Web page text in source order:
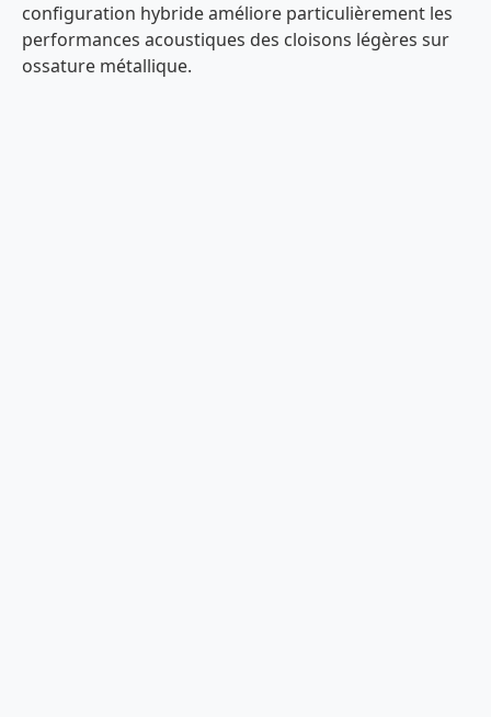
configuration hybride améliore particulièrement les
performances acoustiques des cloisons légères sur
ossature métallique.